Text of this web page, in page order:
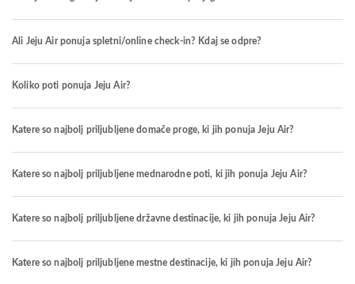
Ali Jeju Air ponuja spletni/online check-in? Kdaj se odpre?
Koliko poti ponuja Jeju Air?
Katere so najbolj priljubljene domače proge, ki jih ponuja Jeju Air?
Katere so najbolj priljubljene mednarodne poti, ki jih ponuja Jeju Air?
Katere so najbolj priljubljene državne destinacije, ki jih ponuja Jeju Air?
Katere so najbolj priljubljene mestne destinacije, ki jih ponuja Jeju Air?